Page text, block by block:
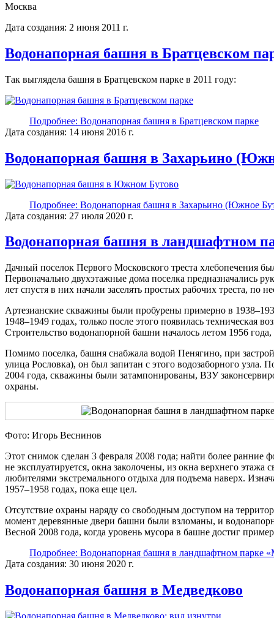
Москва
Дата создания: 2 июня 2011 г.
Водонапорная башня в Братцевском
Так выглядела башня в Братцевском парке в 2011 году:
Подробнее: Водонапорная башня в Братцевском парке
Дата создания: 14 июня 2016 г.
Водонапорная башня в Захарьино
Подробнее: Водонапорная башня в Захарьино (Южное
Дата создания: 27 июля 2020 г.
Водонапорная башня в ландшафтном
Дачный поселок Первого Московского треста хлебопечения
Первоначально двухэтажные дома поселка предназначались
лет спустя в них начали заселять простых рабочих треста, по
Артезианские скважины были пробурены примерно в
1948–1949 годах, только после этого появилась техническая
Строительство водонапорной башни началось летом 1956
Помимо поселка, башня снабжала водой Пенягино, при
улица Рословка), он был запитан с этого водозаборного узла.
2004 года, скважины были затампонированы, ВЗУ
охраны.
Фото: Игорь Веснинов
Этот снимок сделан 3 февраля 2008 года; найти более ранние
не эксплуатируется, окна заколочены, из окна верхнего этажа
любителями экстремального отдыха для подъема наверх.
1957–1958 годах, пока еще цел.
Отсутствие охраны наряду со свободным доступом на
момент деревянные двери башни были взломаны, и
Весной 2008 года, когда уровень мусора в башне достиг
Подробнее: Водонапорная башня в ландшафтном парке
Дата создания: 30 июня 2020 г.
Водонапорная башня в Медведково